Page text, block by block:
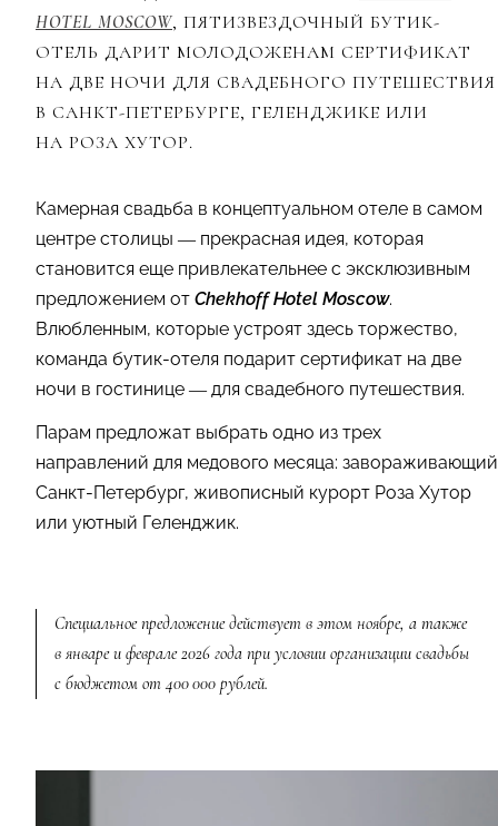
HOTEL MOSCOW, ПЯТИЗВЕЗДОЧНЫЙ БУТИК-
ОТЕЛЬ ДАРИТ МОЛОДОЖЕНАМ СЕРТИФИКАТ
НА ДВЕ НОЧИ ДЛЯ СВАДЕБНОГО ПУТЕШЕСТВИЯ
В САНКТ-ПЕТЕРБУРГЕ, ГЕЛЕНДЖИКЕ ИЛИ
НА РОЗА ХУТОР.
Камерная свадьба в концептуальном отеле в самом
центре столицы — прекрасная идея, которая
становится еще привлекательнее с эксклюзивным
предложением от Chekhoff Hotel Moscow.
Влюбленным, которые устроят здесь торжество,
команда бутик-отеля подарит сертификат на две
ночи в гостинице — для свадебного путешествия.
Парам предложат выбрать одно из трех
направлений для медового месяца: завораживающий
Санкт-Петербург, живописный курорт Роза Хутор
или уютный Геленджик.
Специальное предложение действует в этом ноябре, а также
в январе и феврале 2026 года при условии организации свадьбы
с бюджетом от 400 000 рублей.